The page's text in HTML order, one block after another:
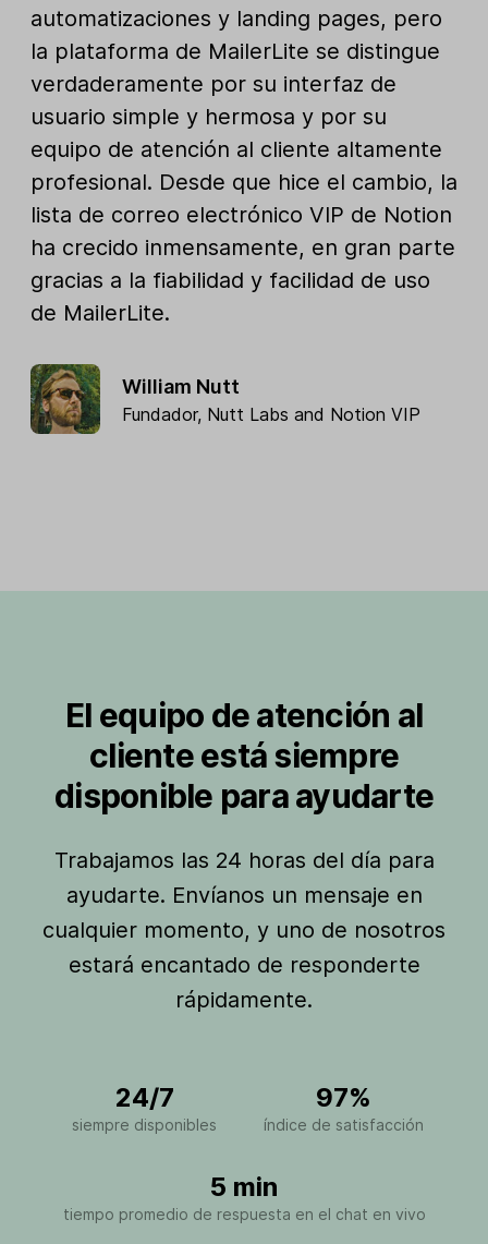
automatizaciones y landing pages, pero
la plataforma de MailerLite se distingue
verdaderamente por su interfaz de
usuario simple y hermosa y por su
equipo de atención al cliente altamente
profesional. Desde que hice el cambio, la
lista de correo electrónico VIP de Notion
ha crecido inmensamente, en gran parte
gracias a la fiabilidad y facilidad de uso
de MailerLite.
William Nutt
Fundador, Nutt Labs and Notion VIP
El equipo de atención al
cliente está siempre
disponible para ayudarte
Trabajamos las 24 horas del día para
ayudarte. Envíanos un mensaje en
cualquier momento, y uno de nosotros
estará encantado de responderte
rápidamente.
24/7
siempre disponibles
97%
índice de satisfacción
5 min
tiempo promedio de respuesta en el chat en vivo